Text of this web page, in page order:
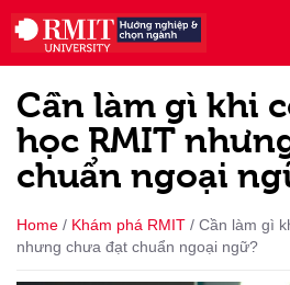
Cần làm gì khi
học RMIT
chuẩn ngoại
Home / Khám phá RMIT / Cần làm gì
nhưng chưa đạt chuẩn ngoại ngữ?